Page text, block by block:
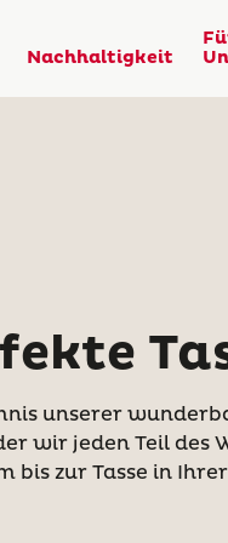
Nachhaltigkeit
unserer
wir jeden Teil des
bis zur Tasse in